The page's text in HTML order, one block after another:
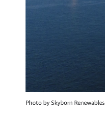
Photo by Skyborn Renewables